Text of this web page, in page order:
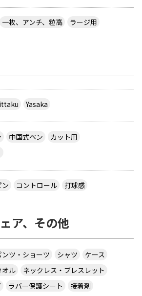
一枚、アンチ、粒高 ラージ用
Yasaka
中国式ペン
カット用
ン コントロール 打球感
ア、その他
ンツ・ショーツ シャツ
ケース
オル
ネックレス・ブレスレット
ラバー保護シート
接着剤